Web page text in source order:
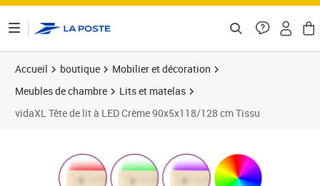
Accueil boutique
Mobilier et décoration
Meubles de chambre
Lits et matelas
vidaXL Tête de lit à LED Crème 90x5x118/128 cm Tissu